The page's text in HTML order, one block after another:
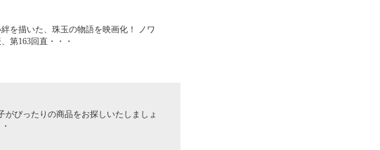
を描いた、珠玉の物語を映画化！ ノワ
第163回直・・・
がぴったりの商品をお探しいたしましょ